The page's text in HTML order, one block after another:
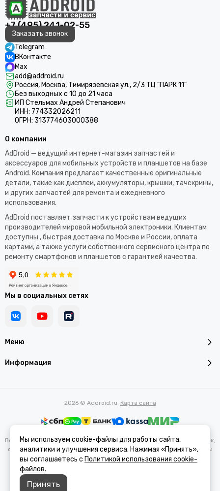
+7 (495) 241-02-55
Заказать звонок
Telegram
ВКонтакте
Max
add@addroid.ru
Россия, Москва, Тимирязевская ул., 2/3 ТЦ "ПАРК 11"
Без выходных с 10 до 21 часа
ИП Стельмах Андрей Степанович
ИНН: 774332026211
ОГРН: 313774603000388
Меню
Информация
О компании
AdDroid — ведущий интернет-магазин запчастей и
аксессуаров для мобильных устройств и планшетов на базе
Android. Компания предлагает качественные оригинальные
детали, такие как дисплеи, аккумуляторы, крышки, тачскрины,
и других запчастей для ремонта и ежедневного
использования.​
AdDroid поставляет запчасти к устройствам ведущих
производителей мировой мобильной электроники. Клиентам
доступны , быстрая доставка по Москве и России, оплата
картами, а также услуги собственного сервисного центра по
ремонту смартфонов и планшетов с гарантией качества.
Мы в социальных сетях
2026 © Addroid.ru. Карта сайта
Вся представленная на сайте информация, касающаяся характеристик,
стоимости товаров и услуг, носит информационный характер и ни при
каких условиях не является публичной офертой, определяемой
положениями Статьи 437(2) Гражданского кодекса РФ.
Мы используем cookie-файлы для работы сайта,
аналитики и улучшения сервиса. Нажимая «Принять»,
вы соглашаетесь с Политикой использования cookie-
файлов.
Принять